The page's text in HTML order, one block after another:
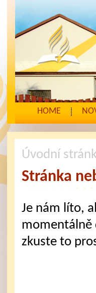
HOME
Úvodní
Stránka
Je nám líto,
momentálně
zkuste to